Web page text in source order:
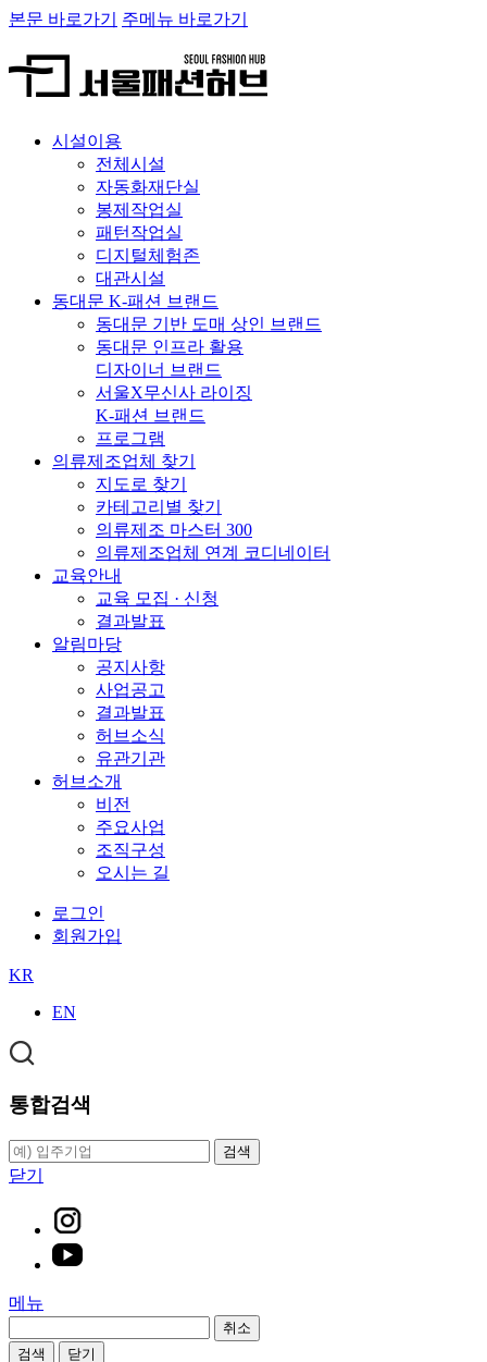
본문 바로가기 주메뉴 바로가기
시설이용
전체시설
자동화재단실
봉제작업실
패턴작업실
디지털체험존
대관시설
동대문 K-패션 브랜드
동대문 기반 도매 상인 브랜드
동대문 인프라 활용
디자이너 브랜드
서울X무신사 라이징
K-패션 브랜드
프로그램
의류제조업체 찾기
지도로 찾기
카테고리별 찾기
의류제조 마스터 300
의류제조업체 연계 코디네이터
교육안내
교육 모집 · 신청
결과발표
알림마당
공지사항
사업공고
결과발표
허브소식
유관기관
허브소개
비전
주요사업
조직구성
오시는 길
로그인
회원가입
KR
EN
통합검색
검색
닫기
메뉴
취소
검색
닫기